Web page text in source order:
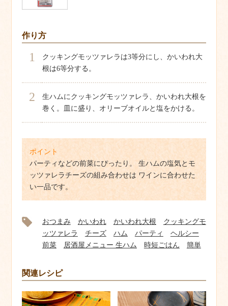
作り方
1
クッキングモッツァレラは3等分にし、かいわれ大
根は6等分する。
2
生ハムにクッキングモッツァレラ、かいわれ大根を
巻く。皿に盛り、オリーブオイルと塩をかける。
ポイント
パーティなどの前菜にぴったり。 生ハムの塩気とモ
ッツァレラチーズの組み合わせは ワインに合わせた
い一品です。
おつまみ かいわれ かいわれ大根
クッキングモ
ッツァレラ
チーズ ハム パーティ
ヘルシー
前菜
居酒屋メニュー 生ハム 時短ごはん 簡単
関連レシピ